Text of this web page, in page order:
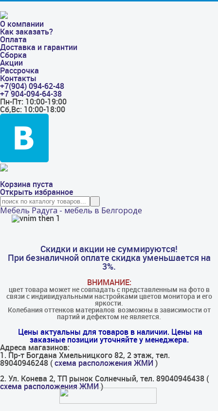
О компании
Как заказать?
Оплата
Доставка и гарантии
Сборка
Акции
Рассрочка
Контакты
+7(904) 094-62-48
+7 904-094-64-38
Пн-Пт: 10:00-19:00
Сб,Вс: 10:00-18:00
Корзина пуста
Открыть избранное
Мебель Радуга - мебель в Белгороде
Скидки и акции не суммируются!
При безналичной оплате скидка уменьшается на
3%.
ВНИМАНИЕ:
цвет товара может не совпадать с представленным на фото в
связи с индивидуальными настройками цветов монитора и его
яркости.
Колебания оттенков материалов​ ​ возможны в зависимости от
партий и дефектом не является.
Цены актуальны для товаров в наличии. Цены на
заказные позиции уточняйте у менеджера.
Адреса магазинов:
1. Пр-т Богдана Хмельницкого 82, 2 этаж, тел.
89040946248 ( схема расположения ЖМИ )
2. Ул. Конева 2, ТП рынок Солнечный, тел. 89040946438 (
схема расположения ЖМИ)